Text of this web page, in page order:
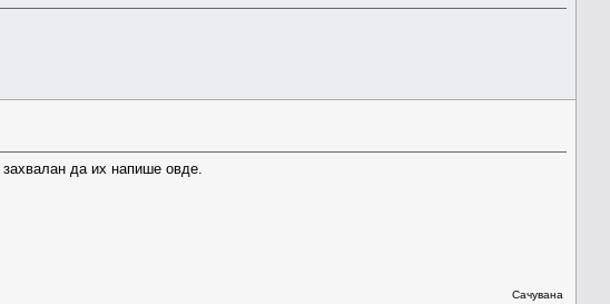
захвалан да их напише овде.
Сачувана